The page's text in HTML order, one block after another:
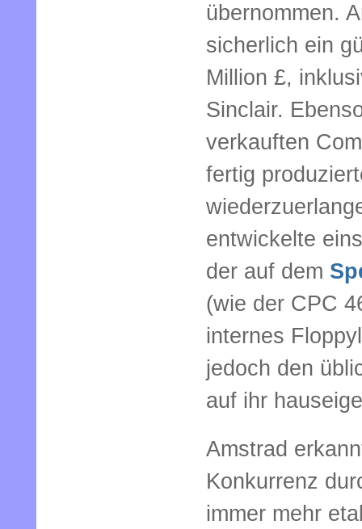
übernommen.
sicherlich ein
Million £,
Sinclair.
verkauften
fertig
entwickelte
der auf dem
(wie der CPC
internes
jedoch den
auf ihr
Amstrad
Konkurrenz
immer mehr